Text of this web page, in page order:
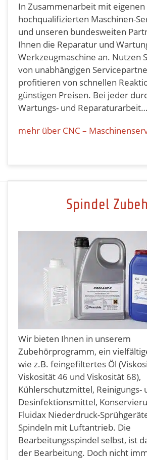
In Zusammenarbeit mit eigenen
hochqualifizierten Maschinen-
und unseren bundesweiten
Ihnen die Reparatur und
Werkzeugmaschine an. Nutzen
von unabhängigen
profitieren von schnellen
günstigen Preisen. Bei jeder
Wartungs- und Reparaturarbeit…
mehr über CNC –
Spindel
Wir bieten Ihnen in unserem
Zubehörprogramm, ein
wie z.B. feingefiltertes Öl
Viskosität 46 und Viskosität 68),
Kühlerschutzmittel, Reinigungs-
Desinfektionsmittel,
Fluidax Niederdruck-
Spindeln mit Luftantrieb. Die
Bearbeitungsspindel selbst, ist
der Bearbeitung. Doch nicht